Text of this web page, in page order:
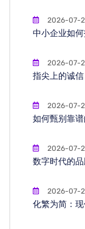
2026-07-
中小企业如
2026-07-
指尖上的诚
2026-07-
如何甄别靠
2026-07-
数字时代的
2026-07-
化繁为简：